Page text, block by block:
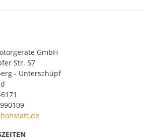
GmbH
Str. 57
- Unterschüpf